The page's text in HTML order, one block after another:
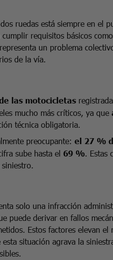
ruedas está siempre en el
requisitos básicos
un problema
de la vía.
las motocicletas
mucho más críticos, ya que
técnica obligatoria.
preocupante: el 27 %
sube hasta el 69 %. Estas
solo una infracción
puede derivar en fallos
Estos factores elevan
situación agrava la